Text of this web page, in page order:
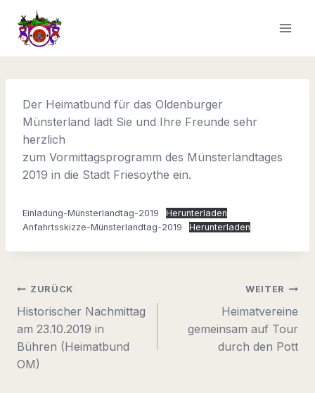
Inhalt
springen
Der Heimatbund für das Oldenburger
Münsterland lädt Sie und Ihre Freunde sehr
herzlich
zum Vormittagsprogramm des Münsterlandtages
2019 in die Stadt Friesoythe ein.
Einladung-Münsterlandtag-2019
Herunterladen
Anfahrtsskizze-Münsterlandtag-2019
Herunterladen
Beitragsnavigation
ZURÜCK
Historischer Nachmittag
am 23.10.2019 in
Bühren (Heimatbund
OM)
WEITER
Heimatvereine
gemeinsam auf Tour
durch den Pott